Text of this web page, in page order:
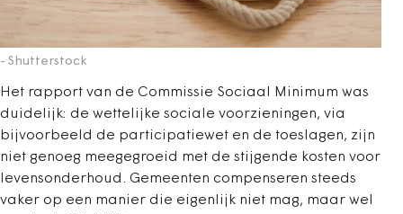
- Shutterstock
Het rapport van de Commissie Sociaal Minimum was
duidelijk: de wettelijke sociale voorzieningen, via
bijvoorbeeld de participatiewet en de toeslagen, zijn
niet genoeg meegegroeid met de stijgende kosten voor
levensonderhoud. Gemeenten compenseren steeds
vaker op een manier die eigenlijk niet mag, maar wel